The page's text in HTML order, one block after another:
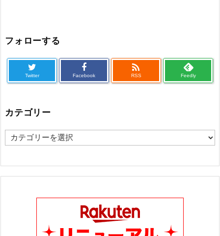
フォローする
Twitter Facebook

RSS Feedly
カテゴリー
カ
ゴ